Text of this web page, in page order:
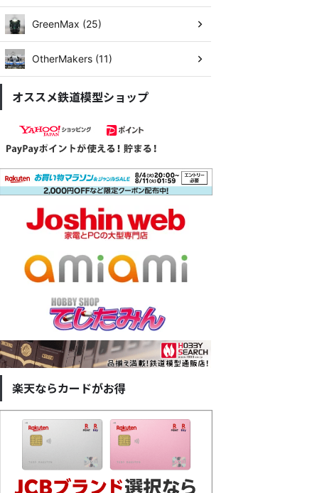
GreenMax (25)
OtherMakers (11)
オススメ鉄道模型ショップ
楽天ならカードがお得